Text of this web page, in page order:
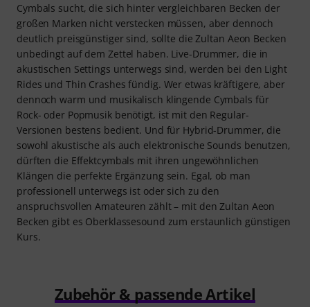
Cymbals sucht, die sich hinter vergleichbaren Becken der
großen Marken nicht verstecken müssen, aber dennoch
deutlich preisgünstiger sind, sollte die Zultan Aeon Becken
unbedingt auf dem Zettel haben. Live-Drummer, die in
akustischen Settings unterwegs sind, werden bei den Light
Rides und Thin Crashes fündig. Wer etwas kräftigere, aber
dennoch warm und musikalisch klingende Cymbals für
Rock- oder Popmusik benötigt, ist mit den Regular-
Versionen bestens bedient. Und für Hybrid-Drummer, die
sowohl akustische als auch elektronische Sounds benutzen,
dürften die Effektcymbals mit ihren ungewöhnlichen
Klängen die perfekte Ergänzung sein. Egal, ob man
professionell unterwegs ist oder sich zu den
anspruchsvollen Amateuren zählt – mit den Zultan Aeon
Becken gibt es Oberklassesound zum erstaunlich günstigen
Kurs.
Zubehör & passende Artikel